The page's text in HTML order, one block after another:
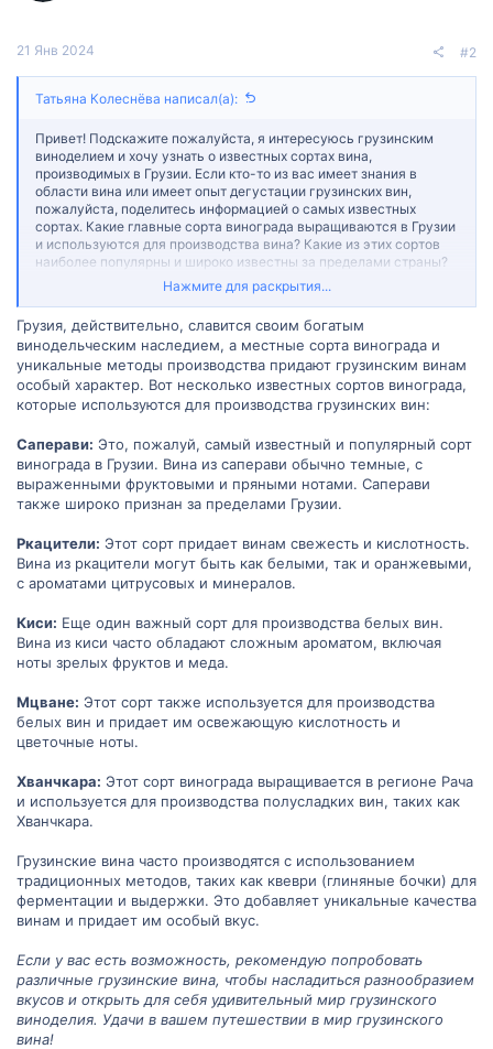
21 Янв 2024 #2
Татьяна Колеснёва написал(а):
Привет! Подскажите пожалуйста, я интересуюсь грузинским
виноделием и хочу узнать о известных сортах вина,
производимых в Грузии. Если кто-то из вас имеет знания в
области вина или имеет опыт дегустации грузинских вин,
пожалуйста, поделитесь информацией о самых известных
сортах. Какие главные сорта винограда выращиваются в Грузии
и используются для производства вина? Какие из этих сортов
наиболее популярны и широко известны за пределами страны?
Грузия славится своими винными традициями, так что
интересно узнать, какие сорта вина являются визитной
советы, которые помогут мне расширить свои знания о
грузинских винах и, возможно, попробовать некоторые из них.
Нажмите для раскрытия...
Грузия, действительно, славится своим богатым
винодельческим наследием, а местные сорта винограда и
уникальные методы производства придают грузинским винам
особый характер. Вот несколько известных сортов винограда,
которые используются для производства грузинских вин:
Саперави: Это, пожалуй, самый известный и популярный сорт
винограда в Грузии. Вина из саперави обычно темные, с
выраженными фруктовыми и пряными нотами. Саперави
также широко признан за пределами Грузии.
Ркацители: Этот сорт придает винам свежесть и кислотность.
Вина из ркацители могут быть как белыми, так и оранжевыми,
с ароматами цитрусовых и минералов.
Киси: Еще один важный сорт для производства белых вин.
Вина из киси часто обладают сложным ароматом, включая
ноты зрелых фруктов и меда.
Мцване: Этот сорт также используется для производства
белых вин и придает им освежающую кислотность и
цветочные ноты.
Хванчкара: Этот сорт винограда выращивается в регионе Рача
и используется для производства полусладких вин, таких как
Хванчкара.
Грузинские вина часто производятся с использованием
традиционных методов, таких как квеври (глиняные бочки) для
ферментации и выдержки. Это добавляет уникальные качества
винам и придает им особый вкус.
Если у вас есть возможность, рекомендую попробовать
различные грузинские вина, чтобы насладиться разнообразием
вкусов и открыть для себя удивительный мир грузинского
виноделия. Удачи в вашем путешествии в мир грузинского
вина!